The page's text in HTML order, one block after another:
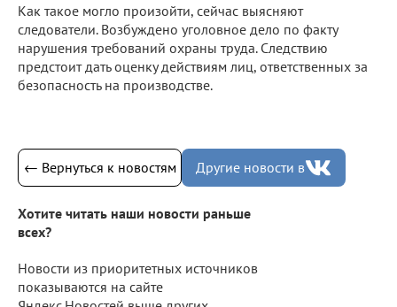
Как такое могло произойти, сейчас выясняют
следователи. Возбуждено уголовное дело по факту
нарушения требований охраны труда. Следствию
предстоит дать оценку действиям лиц, ответственных за
безопасность на производстве.
← Вернуться к новостям Другие новости в
Хотите читать наши новости раньше
всех?
Новости из приоритетных источников
показываются на сайте